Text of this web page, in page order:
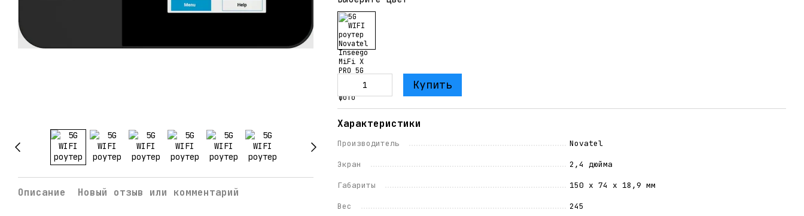
Описание Новый отзыв или комментарий
Купить
Характеристики
Производитель Novatel
Экран 2,4 дюйма
Габариты 150 х 74 х 18,9 мм
Вес 245